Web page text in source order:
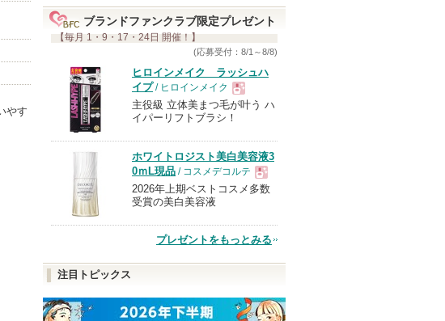
やす
ブランドファンクラブ限定プレゼント
【毎月 1・9・17・24日 開催！】
(応募受付：8/1～8/8)
ヒロインメイク ラッシュハ
イプ/ ヒロインメイク
現
品
主役級 立体美まつ毛が叶う ハ
イパーリフトブラシ！
ホワイトロジスト美白美容液3
0ｍL現品 / コスメデコルテ
現
品
2026年上期ベストコスメ多数
受賞の美白美容液
プレゼントをもっとみる
注目トピックス